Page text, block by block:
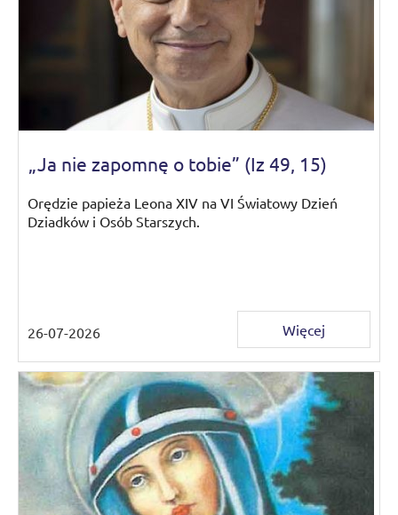
„Ja nie zapomnę o tobie” (Iz 49, 15)
Orędzie papieża Leona XIV na VI Światowy Dzień
Dziadków i Osób Starszych.
26-07-2026 Więcej